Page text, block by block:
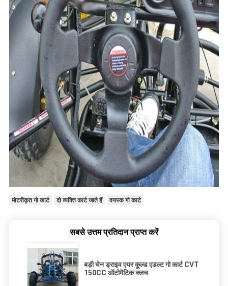
मोटरीकृत गो कार्ट दो व्यक्ति कार्ट जाते हैं वयस्क गो कार्ट
सबसे उत्तम प्रतिदान प्राप्त करें
बड़ी चेन ड्राइव एयर कूल्ड एडल्ट गो कार्ट CVT
150CC ऑटोमैटिक क्लच